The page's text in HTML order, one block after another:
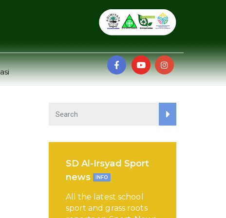
SD Al-Irsyad Sport
news
INFO
All the latest school
sport and grass roots